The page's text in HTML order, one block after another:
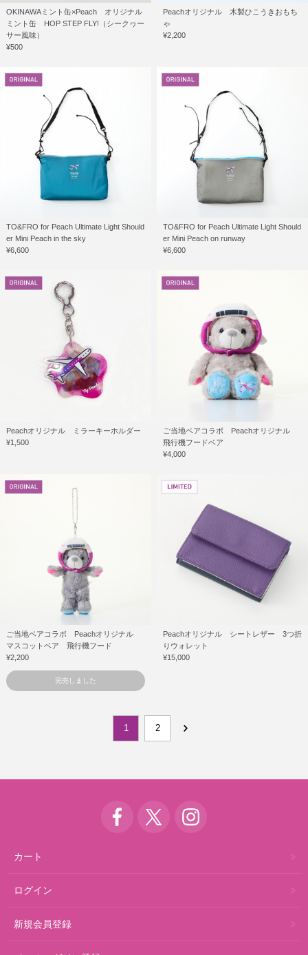
OKINAWAミント缶×Peach オリジナル
ミント缶 HOP STEP FLY!（シークヮー
サー風味）
¥500
Peachオリジナル 木製ひこうきおもち
ゃ
¥2,200
TO&FRO for Peach Ultimate Light Should
er Mini Peach in the sky
¥6,600
TO&FRO for Peach Ultimate Light Should
er Mini Peach on runway
¥6,600
Peachオリジナル ミラーキーホルダー
¥1,500
ご当地ベアコラボ Peachオリジナル
飛行機フードベア
¥4,000
ご当地ベアコラボ Peachオリジナル
マスコットベア 飛行機フード
¥2,200
完売しました
Peachオリジナル シートレザー 3つ折
りウォレット
¥15,000
1 2
カート
ログイン
新規会員登録